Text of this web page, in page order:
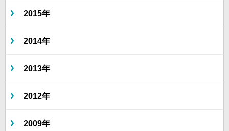
2015年
2014年
2013年
2012年
2009年